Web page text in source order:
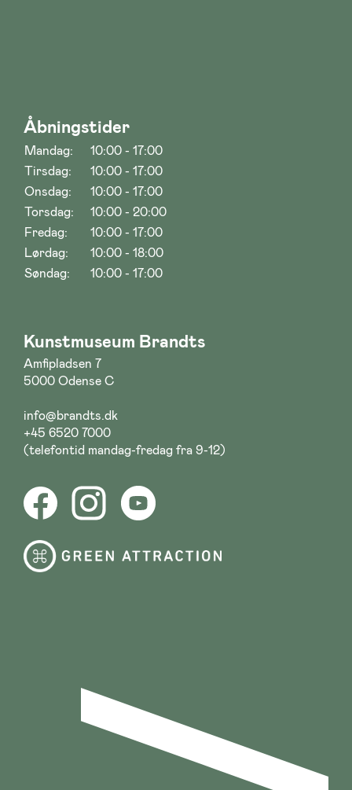
Åbningstider
Mandag:
10:00 - 17:00
Tirsdag:
10:00 - 17:00
Onsdag:
10:00 - 17:00
Torsdag:
10:00 - 20:00
Fredag:
10:00 - 17:00
Lørdag:
10:00 - 18:00
Søndag:
10:00 - 17:00
Kunstmuseum Brandts
Amfipladsen 7
5000 Odense C
info@brandts.dk
+45 6520 7000
(telefontid mandag-fredag fra 9-12)